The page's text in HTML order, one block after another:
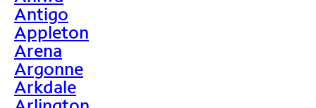
Antigo
Appleton
Arena
Argonne
Arkdale